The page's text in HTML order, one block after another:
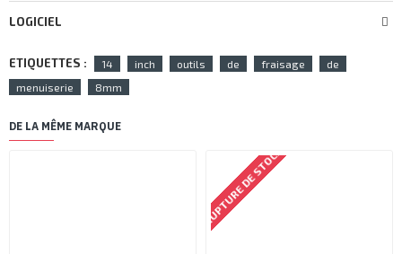
LOGICIEL
ETIQUETTES : 14 inch outils de fraisage
de
menuiserie
8mm
DE LA MÊME MARQUE
RUPTURE DE STOCK